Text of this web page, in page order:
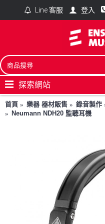
Line 客服 登入
探索網站
首頁 樂器 器材販售 錄音製作
Neumann NDH20 監聽耳機